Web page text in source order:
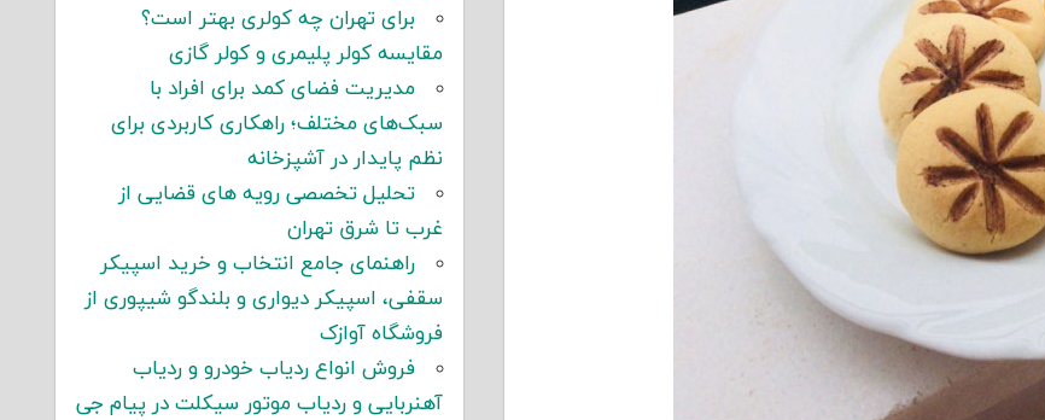
برای تهران چه کولری بهتر است؟
مقایسه کولر پلیمری و کولر گازی
مدیریت فضای کمد برای افراد با
سبک‌های مختلف؛ راهکاری کاربردی برای
نظم پایدار در آشپزخانه
تحلیل تخصصی رویه های قضایی از
غرب تا شرق تهران
راهنمای جامع انتخاب و خرید اسپیکر
سقفی، اسپیکر دیواری و بلندگو شیپوری از
فروشگاه آوازک
فروش انواع ردیاب خودرو و ردیاب
آهنربایی و ردیاب موتور سیکلت در پیام جی